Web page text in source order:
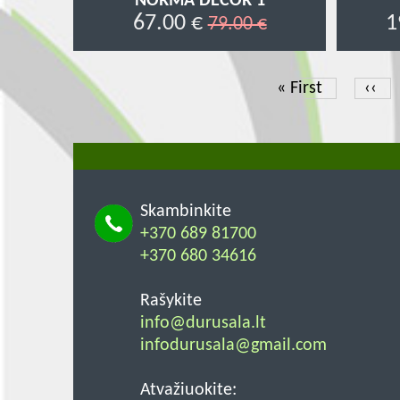
67.00 € 79.00 €
First
« First ‹‹
Skambinkite
+370 689 81700
+370 680 34616
Rašykite
info@durusala.lt
infodurusala@gmail.com
Atvažiuokite: